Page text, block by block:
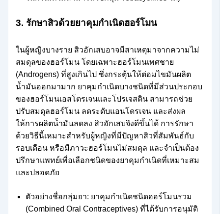
3. รักษาสิวด้วยยาคุมกำเนิดฮอร์โมน
ในผู้หญิงบางราย สิวอักเสบอาจมีสาเหตุมาจากความไม่
สมดุลของฮอร์โมน โดยเฉพาะฮอร์โมนเพศชาย
(Androgens) ที่สูงเกินไป ซึ่งกระตุ้นให้ต่อมไขมันผลิต
น้ำมันออกมามาก ยาคุมกำเนิดบางชนิดที่มีส่วนประกอบ
ของฮอร์โมนเอสโตรเจนและโปรเจสติน สามารถช่วย
ปรับสมดุลฮอร์โมน ลดระดับแอนโดรเจน และส่งผล
ให้การผลิตน้ำมันลดลง สิวอักเสบจึงดีขึ้นได้ การรักษา
ด้วยวิธีนี้เหมาะสำหรับผู้หญิงที่มีปัญหาสิวที่สัมพันธ์กับ
รอบเดือน หรือมีภาวะฮอร์โมนไม่สมดุล และจำเป็นต้อง
ปรึกษาแพทย์เพื่อเลือกชนิดของยาคุมกำเนิดที่เหมาะสม
และปลอดภัย
ตัวอย่างชื่อกลุ่มยา: ยาคุมกำเนิดชนิดฮอร์โมนรวม
(Combined Oral Contraceptives) ที่ได้รับการอนุมัติ